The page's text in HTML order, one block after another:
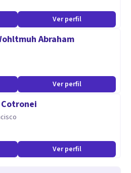
Ver perfil
Abraham
Ver perfil
Ver perfil